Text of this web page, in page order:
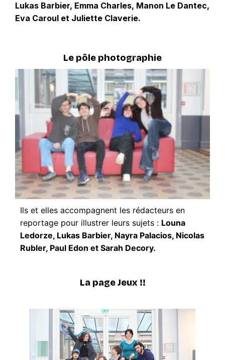
Lukas Barbier, Emma Charles, Manon Le Dantec,
Eva Caroul et Juliette Claverie.
Le pôle photographie
Ils et elles accompagnent les rédacteurs en
reportage pour illustrer leurs sujets : Louna
Ledorze, Lukas Barbier, Nayra Palacios, Nicolas
Rubler, Paul Edon et Sarah Decory.
La page Jeux !!